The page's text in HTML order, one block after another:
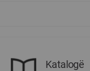
Katalogë